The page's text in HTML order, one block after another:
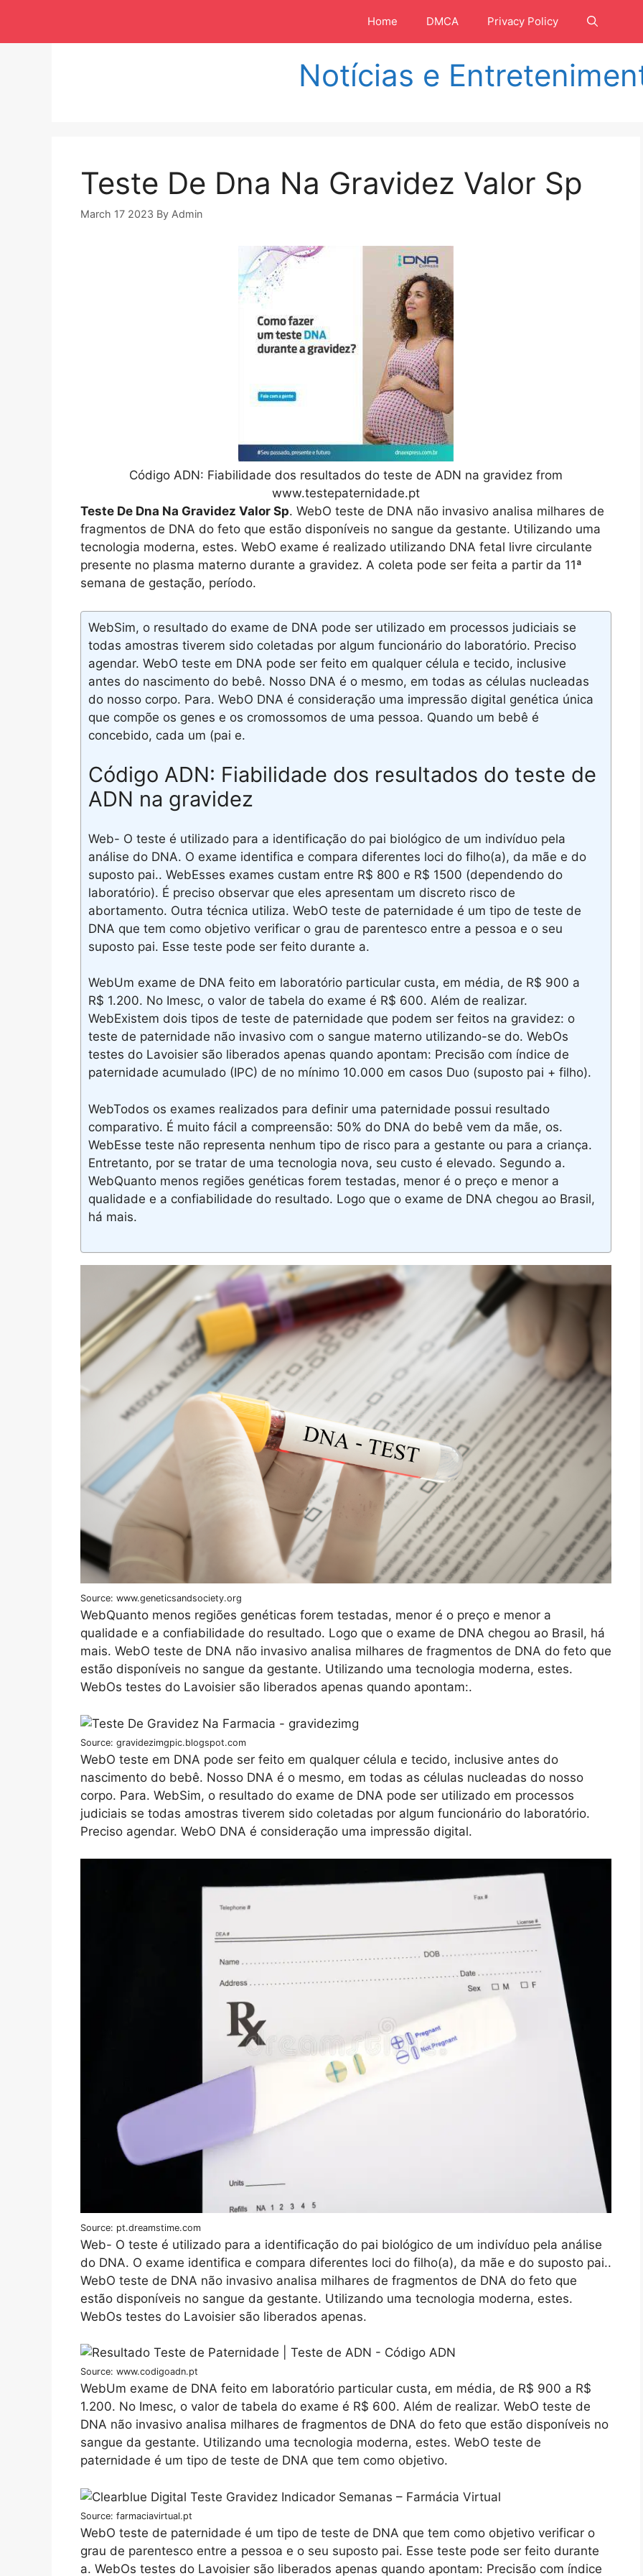
isi
Home DMCA Privacy Policy
Notícias e
Teste De Dna Na Gravidez Valor Sp
March 17 2023 By Admin
Código ADN: Fiabilidade dos resultados do teste de ADN na gravidez from
www.testepaternidade.pt
Teste De Dna Na Gravidez Valor Sp. WebO teste de DNA não invasivo analisa milhares de
fragmentos de DNA do feto que estão disponíveis no sangue da gestante. Utilizando uma
tecnologia moderna, estes. WebO exame é realizado utilizando DNA fetal livre circulante
presente no plasma materno durante a gravidez. A coleta pode ser feita a partir da 11ª
semana de gestação, período.
WebSim, o resultado do exame de DNA pode ser utilizado em processos judiciais se
todas amostras tiverem sido coletadas por algum funcionário do laboratório. Preciso
agendar. WebO teste em DNA pode ser feito em qualquer célula e tecido, inclusive
antes do nascimento do bebê. Nosso DNA é o mesmo, em todas as células nucleadas
do nosso corpo. Para. WebO DNA é consideração uma impressão digital genética única
que compõe os genes e os cromossomos de uma pessoa. Quando um bebê é
concebido, cada um (pai e.
Código ADN: Fiabilidade dos resultados do teste de
ADN na gravidez
Web- O teste é utilizado para a identificação do pai biológico de um indivíduo pela
análise do DNA. O exame identifica e compara diferentes loci do filho(a), da mãe e do
suposto pai.. WebEsses exames custam entre R$ 800 e R$ 1500 (dependendo do
laboratório). É preciso observar que eles apresentam um discreto risco de
abortamento. Outra técnica utiliza. WebO teste de paternidade é um tipo de teste de
DNA que tem como objetivo verificar o grau de parentesco entre a pessoa e o seu
suposto pai. Esse teste pode ser feito durante a.
WebUm exame de DNA feito em laboratório particular custa, em média, de R$ 900 a
R$ 1.200. No Imesc, o valor de tabela do exame é R$ 600. Além de realizar.
WebExistem dois tipos de teste de paternidade que podem ser feitos na gravidez: o
teste de paternidade não invasivo com o sangue materno utilizando-se do. WebOs
testes do Lavoisier são liberados apenas quando apontam: Precisão com índice de
paternidade acumulado (IPC) de no mínimo 10.000 em casos Duo (suposto pai + filho).
WebTodos os exames realizados para definir uma paternidade possui resultado
comparativo. É muito fácil a compreensão: 50% do DNA do bebê vem da mãe, os.
WebEsse teste não representa nenhum tipo de risco para a gestante ou para a criança.
Entretanto, por se tratar de uma tecnologia nova, seu custo é elevado. Segundo a.
WebQuanto menos regiões genéticas forem testadas, menor é o preço e menor a
qualidade e a confiabilidade do resultado. Logo que o exame de DNA chegou ao Brasil,
há mais.
Source: www.geneticsandsociety.org
WebQuanto menos regiões genéticas forem testadas, menor é o preço e menor a
qualidade e a confiabilidade do resultado. Logo que o exame de DNA chegou ao Brasil, há
mais. WebO teste de DNA não invasivo analisa milhares de fragmentos de DNA do feto que
estão disponíveis no sangue da gestante. Utilizando uma tecnologia moderna, estes.
WebOs testes do Lavoisier são liberados apenas quando apontam:.
Source: gravidezimgpic.blogspot.com
WebO teste em DNA pode ser feito em qualquer célula e tecido, inclusive antes do
nascimento do bebê. Nosso DNA é o mesmo, em todas as células nucleadas do nosso
corpo. Para. WebSim, o resultado do exame de DNA pode ser utilizado em processos
judiciais se todas amostras tiverem sido coletadas por algum funcionário do laboratório.
Preciso agendar. WebO DNA é consideração uma impressão digital.
Source: pt.dreamstime.com
Web- O teste é utilizado para a identificação do pai biológico de um indivíduo pela análise
do DNA. O exame identifica e compara diferentes loci do filho(a), da mãe e do suposto pai..
WebO teste de DNA não invasivo analisa milhares de fragmentos de DNA do feto que
estão disponíveis no sangue da gestante. Utilizando uma tecnologia moderna, estes.
WebOs testes do Lavoisier são liberados apenas.
Source: www.codigoadn.pt
WebUm exame de DNA feito em laboratório particular custa, em média, de R$ 900 a R$
1.200. No Imesc, o valor de tabela do exame é R$ 600. Além de realizar. WebO teste de
DNA não invasivo analisa milhares de fragmentos de DNA do feto que estão disponíveis no
sangue da gestante. Utilizando uma tecnologia moderna, estes. WebO teste de
paternidade é um tipo de teste de DNA que tem como objetivo.
Source: farmaciavirtual.pt
WebO teste de paternidade é um tipo de teste de DNA que tem como objetivo verificar o
grau de parentesco entre a pessoa e o seu suposto pai. Esse teste pode ser feito durante
a. WebOs testes do Lavoisier são liberados apenas quando apontam: Precisão com índice